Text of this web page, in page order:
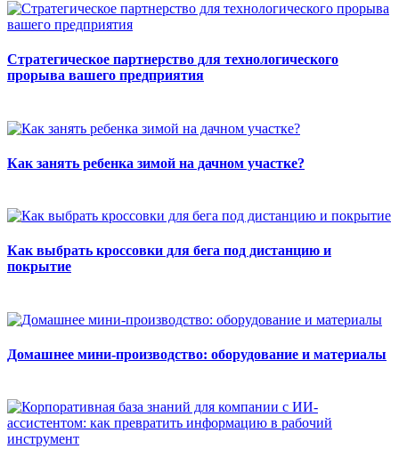
Стратегическое партнерство для технологического
прорыва вашего предприятия
Как занять ребенка зимой на дачном участке?
Как выбрать кроссовки для бега под дистанцию и
покрытие
Домашнее мини-производство: оборудование и материалы